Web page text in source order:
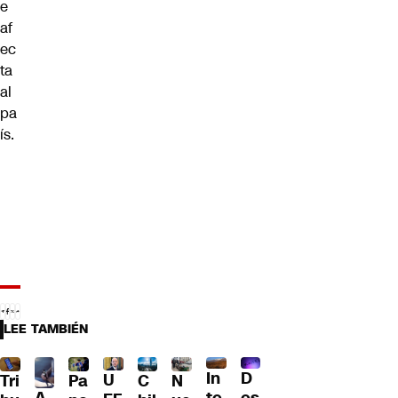
e
af
ec
ta
al
pa
ís.
LEE TAMBIÉN
Tri
Pa
U
C
N
In
D